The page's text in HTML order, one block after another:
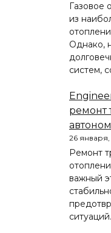
Газовое
из
Однако,
систем,
ремонт
26 января,
Ремонт
важный